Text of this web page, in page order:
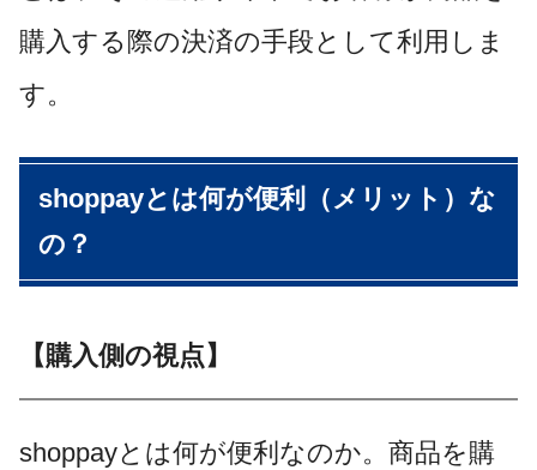
購入する際の決済の手段として利用しま
す。
shoppayとは何が便利（メリット）な
の？
【購入側の視点】
shoppayとは何が便利なのか。商品を購